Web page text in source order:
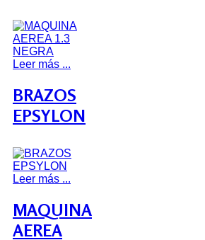
Leer más ...
BRAZOS
EPSYLON
Leer más ...
MAQUINA
AEREA